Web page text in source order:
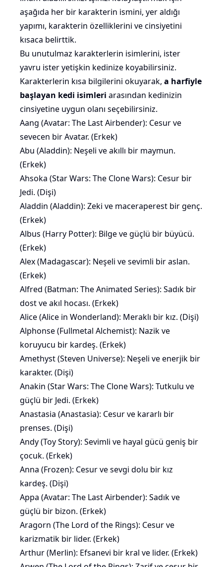
aşağıda her bir karakterin ismini, yer aldığı
yapımı, karakterin özelliklerini ve cinsiyetini
kısaca belirttik.
Bu unutulmaz karakterlerin isimlerini, ister
yavru ister yetişkin kedinize koyabilirsiniz.
Karakterlerin kısa bilgilerini okuyarak, a harfiyle
başlayan kedi isimleri arasından kedinizin
cinsiyetine uygun olanı seçebilirsiniz.
Aang (Avatar: The Last Airbender): Cesur ve
sevecen bir Avatar. (Erkek)
Abu (Aladdin): Neşeli ve akıllı bir maymun.
(Erkek)
Ahsoka (Star Wars: The Clone Wars): Cesur bir
Jedi. (Dişi)
Aladdin (Aladdin): Zeki ve maceraperest bir genç.
(Erkek)
Albus (Harry Potter): Bilge ve güçlü bir büyücü.
(Erkek)
Alex (Madagascar): Neşeli ve sevimli bir aslan.
(Erkek)
Alfred (Batman: The Animated Series): Sadık bir
dost ve akıl hocası. (Erkek)
Alice (Alice in Wonderland): Meraklı bir kız. (Dişi)
Alphonse (Fullmetal Alchemist): Nazik ve
koruyucu bir kardeş. (Erkek)
Amethyst (Steven Universe): Neşeli ve enerjik bir
karakter. (Dişi)
Anakin (Star Wars: The Clone Wars): Tutkulu ve
güçlü bir Jedi. (Erkek)
Anastasia (Anastasia): Cesur ve kararlı bir
prenses. (Dişi)
Andy (Toy Story): Sevimli ve hayal gücü geniş bir
çocuk. (Erkek)
Anna (Frozen): Cesur ve sevgi dolu bir kız
kardeş. (Dişi)
Appa (Avatar: The Last Airbender): Sadık ve
güçlü bir bizon. (Erkek)
Aragorn (The Lord of the Rings): Cesur ve
karizmatik bir lider. (Erkek)
Arthur (Merlin): Efsanevi bir kral ve lider. (Erkek)